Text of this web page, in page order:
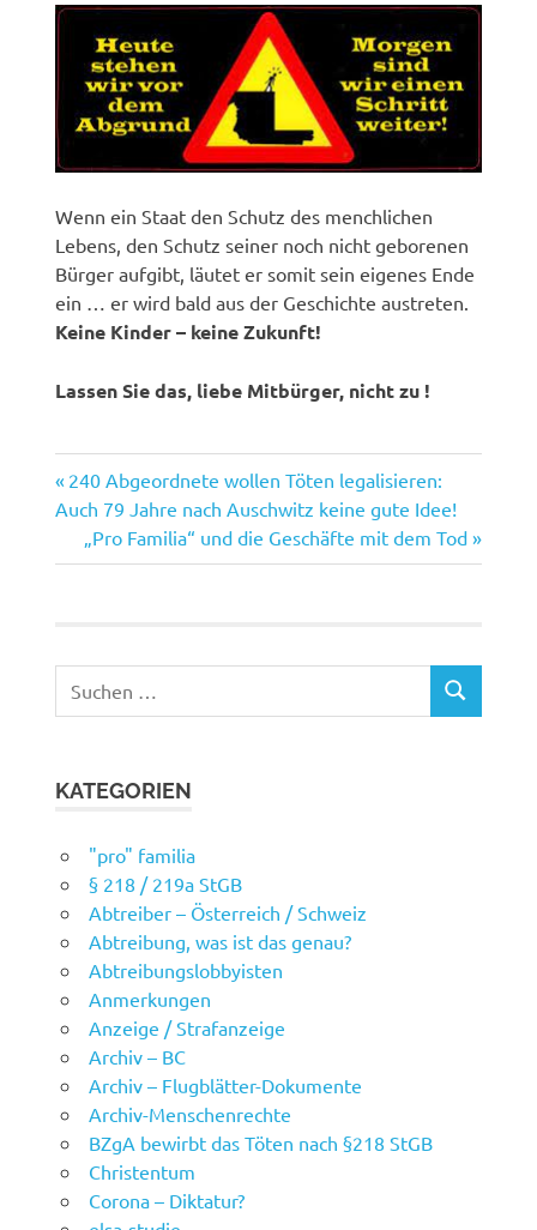
Wenn ein Staat den Schutz des menchlichen
Lebens, den Schutz seiner noch nicht geborenen
Bürger aufgibt, läutet er somit sein eigenes Ende
ein … er wird bald aus der Geschichte austreten.
Keine Kinder – keine Zukunft!
Lassen Sie das, liebe Mitbürger, nicht zu !
Beitragsnavigation
Vorheriger
Beitrag:
240 Abgeordnete wollen Töten legalisieren:
Auch 79 Jahre nach Auschwitz keine gute Idee!
Nächster
Beitrag:
„Pro Familia“ und die Geschäfte mit dem Tod
nach:
SUCHEN
KATEGORIEN
"pro" familia
§ 218 / 219a StGB
Abtreiber – Österreich / Schweiz
Abtreibung, was ist das genau?
Abtreibungslobbyisten
Anmerkungen
Anzeige / Strafanzeige
Archiv – BC
Archiv – Flugblätter-Dokumente
Archiv-Menschenrechte
BZgA bewirbt das Töten nach §218 StGB
Christentum
Corona – Diktatur?